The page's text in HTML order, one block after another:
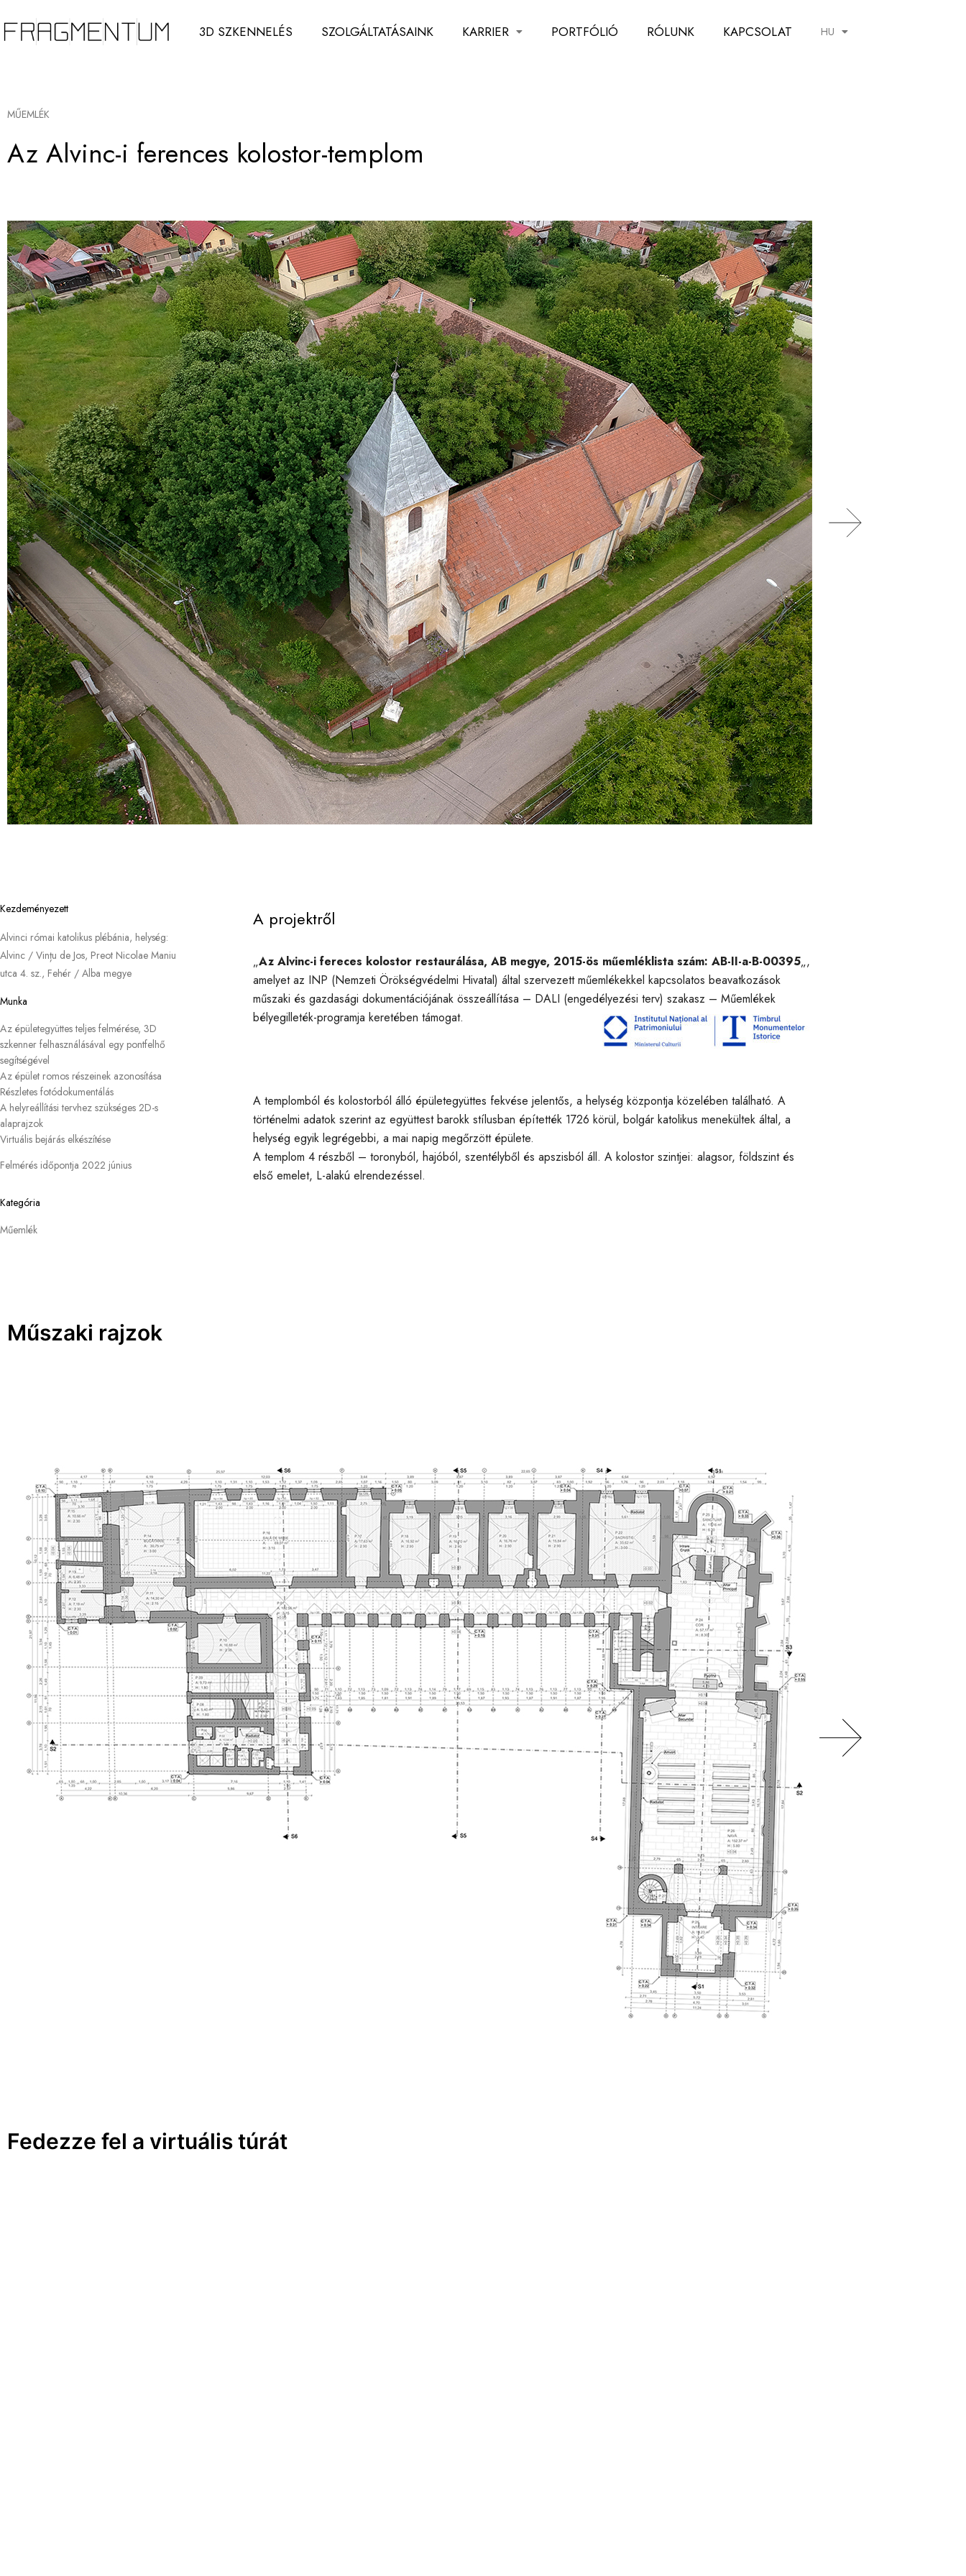
3D SZKENNELÉS SZOLGÁLTATÁSAINK KARRIER PORTFÓLIÓ RÓLUNK KAPCSOLAT HU
MŰEMLÉK
Az Alvinc-i ferences kolostor-templom
Kezdeményezett
Alvinci római katolikus plébánia, helység:
Alvinc / Vințu de Jos, Preot Nicolae Maniu
utca 4. sz., Fehér / Alba megye
Munka
Az épületegyüttes teljes felmérése, 3D
szkenner felhasználásával egy pontfelhő
segítségével
Az épület romos részeinek azonosítása
Részletes fotódokumentálás
A helyreállítási tervhez szükséges 2D-s
alaprajzok
Virtuális bejárás elkészítése
Felmérés időpontja 2022 június
Kategória
Műemlék
A projektről
„Az Alvinc-i fereces kolostor restaurálása, AB megye, 2015-ös műemléklista szám: AB-II-a-B-00395„,
amelyet az INP (Nemzeti Örökségvédelmi Hivatal) által szervezett műemlékekkel kapcsolatos beavatkozások
műszaki és gazdasági dokumentációjának összeállítása – DALI (engedélyezési terv) szakasz – Műemlékek
bélyegilleték-programja keretében támogat.
A templomból és kolostorból álló épületegyüttes fekvése jelentős, a helység központja közelében található. A
történelmi adatok szerint az együttest barokk stílusban építették 1726 körül, bolgár katolikus menekültek által, a
helység egyik legrégebbi, a mai napig megőrzött épülete.
A templom 4 részből – toronyból, hajóból, szentélyből és apszisból áll. A kolostor szintjei: alagsor, földszint és
első emelet, L-alakú elrendezéssel.
Műszaki rajzok
Fedezze fel a virtuális túrát